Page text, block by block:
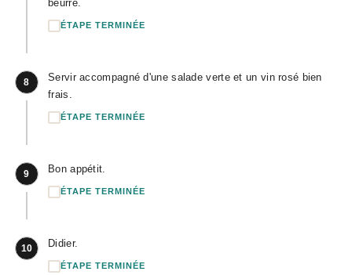
beurre.
ÉTAPE TERMINÉE
8
Servir accompagné d'une salade verte et un vin rosé bien
frais.
ÉTAPE TERMINÉE
9 Bon appétit.
ÉTAPE TERMINÉE
10 Didier.
ÉTAPE TERMINÉE